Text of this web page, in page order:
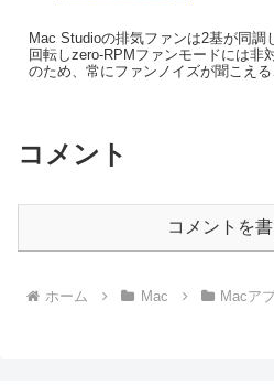
Mac Studioの排気ファンは2基が同調
回転しzero-RPMファンモードには非
のため、常にファンノイズが聞こえる
コメント
コメントを
ホーム Mac Macア